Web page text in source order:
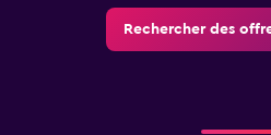
Rechercher des